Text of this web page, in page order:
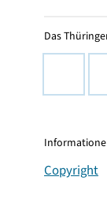
Das
Copyright